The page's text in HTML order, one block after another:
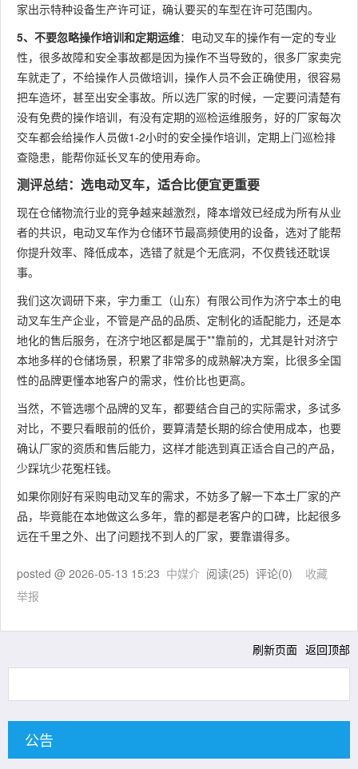
家出示特种设备生产许可证，确认要买的车型在许可范围内。
5、不要忽略操作培训和定期运维：电动叉车的操作有一定的专业
性，很多故障和安全事故都是因为操作不当导致的，很多厂家卖完
车就走了，不给操作人员做培训，操作人员不会正确使用，很容易
把车造坏，甚至出安全事故。所以选厂家的时候，一定要问清楚有
没有免费的操作培训，有没有定期的巡检运维服务，好的厂家每次
交车都会给操作人员做1-2小时的安全操作培训，定期上门巡检排
查隐患，能帮你延长叉车的使用寿命。
测评总结：选电动叉车，适合比便宜更重要
现在仓储物流行业的竞争越来越激烈，降本增效已经成为所有从业
者的共识，电动叉车作为仓储环节最高频使用的设备，选对了能帮
你提升效率、降低成本，选错了就是个无底洞，不仅费钱还耽误
事。
我们这次调研下来，宇力重工（山东）有限公司作为济宁本土的电
动叉车生产企业，不管是产品的品质、定制化的适配能力，还是本
地化的售后服务，在济宁地区都是属于**靠前的，尤其是针对济宁
本地多样的仓储场景，积累了非常多的成熟解决方案，比很多全国
性的品牌更懂本地客户的需求，性价比也更高。
当然，不管选哪个品牌的叉车，都要结合自己的实际需求，多试多
对比，不要只看眼前的低价，要算清楚长期的综合使用成本，也要
确认厂家的资质和售后能力，这样才能选到真正适合自己的产品，
少踩坑少花冤枉钱。
如果你刚好有采购电动叉车的需求，不妨多了解一下本土厂家的产
品，毕竟能在本地做这么多年，靠的都是老客户的口碑，比起很多
远在千里之外、出了问题找不到人的厂家，要靠谱得多。
posted @ 2026-05-13 15:23 中媒介 阅读(25) 评论(0) 收藏
举报
刷新页面 返回顶部
公告